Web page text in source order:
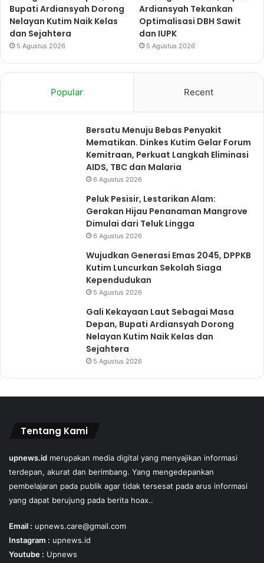
Bupati Ardiansyah Dorong
Nelayan Kutim Naik Kelas
dan Sejahtera
5 Agustus 2026
Ardiansyah Tekankan
Optimalisasi DBH Sawit
dan IUPK
5 Agustus 2026
Popular Recent
Bersatu Menuju Bebas Penyakit
Mematikan. Dinkes Kutim Gelar Forum
Kemitraan, Perkuat Langkah Eliminasi
AIDS, TBC dan Malaria
6 Agustus 2026
Peluk Pesisir, Lestarikan Alam:
Gerakan Hijau Penanaman Mangrove
Dimulai dari Teluk Lingga
6 Agustus 2026
Wujudkan Generasi Emas 2045, DPPKB
Kutim Luncurkan Sekolah Siaga
Kependudukan
5 Agustus 2026
Gali Kekayaan Laut Sebagai Masa
Depan, Bupati Ardiansyah Dorong
Nelayan Kutim Naik Kelas dan
Sejahtera
5 Agustus 2026
Tentang Kami
upnews.id merupakan media digital yang menyajikan informasi
terdepan, akurat dan berimbang. Yang mengedepankan
pembelajaran pada publik agar tidak tersesat pada arus informasi
yang dapat berujung pada berita hoax..
Email : upnews.care@gmail.com
Instagram : upnews.id
Youtube : Upnews